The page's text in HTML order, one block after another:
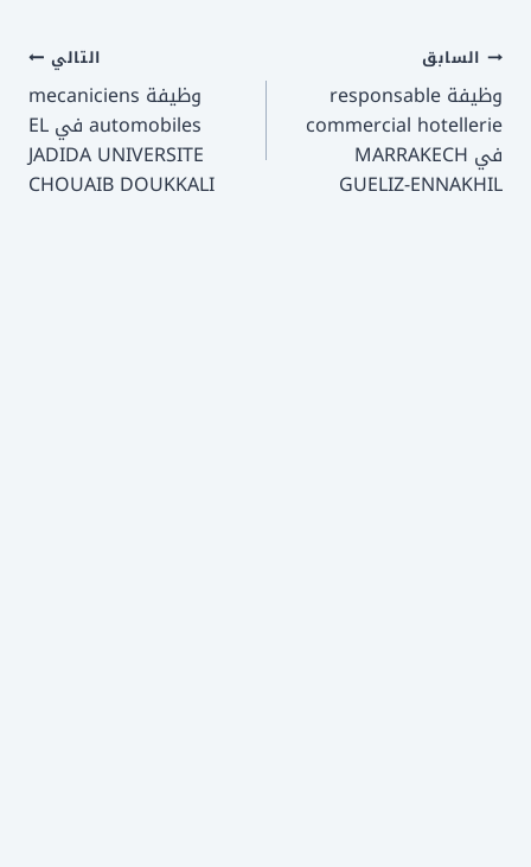
تصفّح
المقالات
السابق
وظيفة responsable
commercial hotellerie
في MARRAKECH
GUELIZ-ENNAKHIL
التالي
وظيفة mecaniciens
automobiles في EL
JADIDA UNIVERSITE
CHOUAIB DOUKKALI